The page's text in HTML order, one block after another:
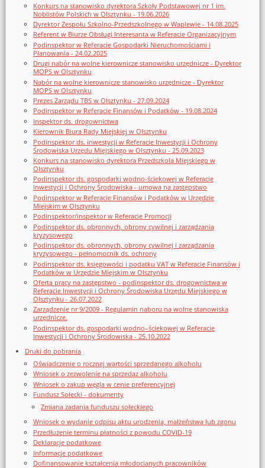
Konkurs na stanowisko dyrektora Szkoły Podstawowej nr 1 im.
Noblistów Polskich w Olsztynku - 19.06.2026
Dyrektor Zespołu Szkolno-Przedszkolnego w Waplewie - 14.08.2025
Referent w Biurze Obsługi Interesanta w Referacie Organizacyjnym
Podinspektor w Referacie Gospodarki Nieruchomościami i
Planowania - 24.02.2025
Drugi nabór na wolne kierownicze stanowisko urzędnicze - Dyrektor
MOPS w Olsztynku
Nabór na wolne kierownicze stanowisko urzędnicze - Dyrektor
MOPS w Olsztynku
Prezes Zarządu TBS w Olsztynku - 27.09.2024
Podinspektor w Referacie Finansów i Podatków - 19.08.2024
Inspektor ds. drogownictwa
Kierownik Biura Rady Miejskiej w Olsztynku
Podinspektor ds. inwestycji w Referacie Inwestycji i Ochrony
Środowiska Urzędu Miejskiego w Olsztynku - 25.09.2023
Konkurs na stanowisko dyrektora Przedszkola Miejskiego w
Olsztynku
Podinspektor ds. gospodarki wodno-ściekowej w Referacie
Inwestycji i Ochrony Środowiska - umowa na zastępstwo
Podinspektor w Referacie Finansów i Podatków w Urzędzie
Miejskim w Olsztynku
Podinspektor/inspektor w Referacie Promocji
Podinspektor ds. obronnych, obrony cywilnej i zarządzania
kryzysowego
Podinspektor ds. obronnych, obrony cywilnej i zarządzania
kryzysowego - pełnomocnik ds. ochrony
Podinspektor ds. księgowości i podatku VAT w Referacie Finansów i
Podatków w Urzędzie Miejskim w Olsztynku
Oferta pracy na zastępstwo - podinspektor ds. drogownictwa w
Referacie Inwestycji i Ochrony Środowiska Urzędu Miejskiego w
Olsztynku - 26.07.2022
Zarządzenie nr 9/2009 - Regulamin naboru na wolne stanowiska
urzędnicze.
Podinspektor ds. gospodarki wodno–ściekowej w Referacie
Inwestycji i Ochrony Środowiska - 25.10.2022
Druki do pobrania
Oświadczenie o rocznej wartości sprzedanego alkoholu
Wniosek o zezwolenie na sprzedaz alkoholu
Wniosek o zakup węgla w cenie preferencyjnej
Fundusz Sołecki - dokumenty
Zmiana zadania funduszu sołeckiego
Wniosek o wydanie odpisu aktu urodzenia, małżeństwa lub zgonu
Przedłużenie terminu płatności z powodu COVID-19
Deklaracje podatkowe
Informacje podatkowe
Dofinansowanie kształcenia młodocianych pracowników